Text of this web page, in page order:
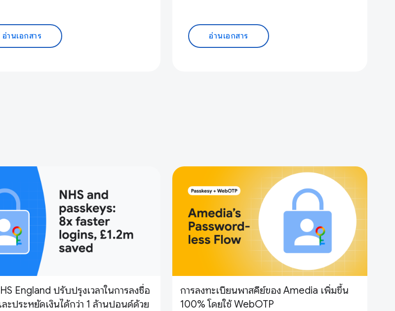
อ่านเอกสาร อ่านเอกสาร
England ปรับปรุงเวลาในการลงชื่อ
ละประหยัดเงินได้กว่า 1 ล้านปอนด์ด้วย
การลงทะเบียนพาสคีย์ของ Amedia เพิ่มขึ้น
100% โดยใช้ WebOTP